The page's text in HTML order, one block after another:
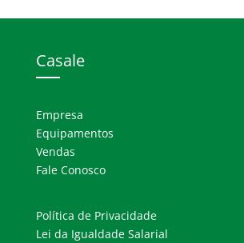
Casale
Empresa
Equipamentos
Vendas
Fale Conosco
Política de Privacidade
Lei da Igualdade Salarial